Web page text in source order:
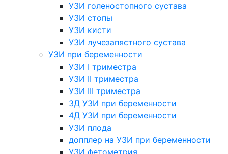
УЗИ голеностопного сустава
УЗИ стопы
УЗИ кисти
УЗИ лучезапястного сустава
УЗИ при беременности
УЗИ I триместра
УЗИ II триместра
УЗИ III триместра
3Д УЗИ при беременности
4Д УЗИ при беременности
УЗИ плода
допплер на УЗИ при беременности
УЗИ фетометрия